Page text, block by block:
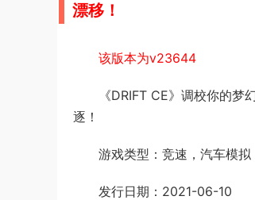
漂移！
该版本为v23644
《DRIFT CE》调校你的
逐！
游戏类型：竞速，汽车模
发行日期：2021-06-10